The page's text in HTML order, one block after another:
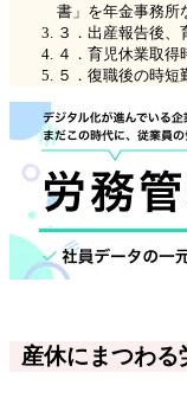
書」を年金事務所
３．出産報告後
４．育児休業取
５．復職後の時
産休にまつわる